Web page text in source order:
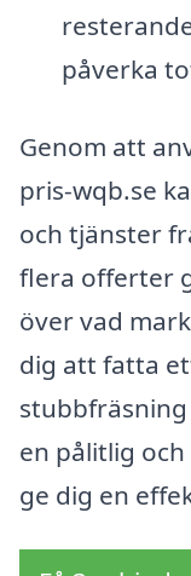
påverka
Genom att
pris-wqb.se
och tjänster
flera offerter
över vad
dig att fatta
stubbfräsning
en pålitlig
ge dig en